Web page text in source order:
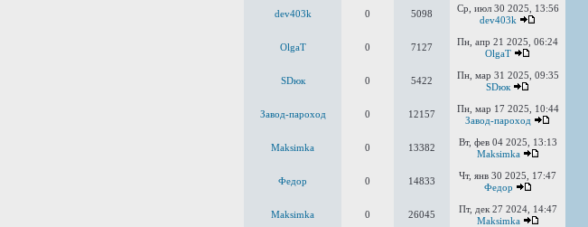
dev403k 0 5098
Ср, июл 30 2025, 13:56
dev403k
OlgaT 0 7127
Пн, апр 21 2025, 06:24
OlgaT
SDюк 0 5422
Пн, мар 31 2025, 09:35
SDюк
Завод-пароход 0 12157
Пн, мар 17 2025, 10:44
Завод-пароход
Maksimka 0 13382
Вт, фев 04 2025, 13:13
Maksimka
Федор 0 14833
Чт, янв 30 2025, 17:47
Федор
Maksimka 0 26045
Пт, дек 27 2024, 14:47
Maksimka